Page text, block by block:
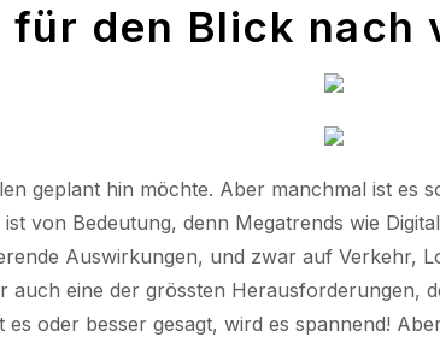
den Blick nach
geplant hin möchte. Aber manchmal ist es
von Bedeutung, denn Megatrends wie
Auswirkungen, und zwar auf Verkehr,
auch eine der grössten Herausforderungen,
oder besser gesagt, wird es spannend!